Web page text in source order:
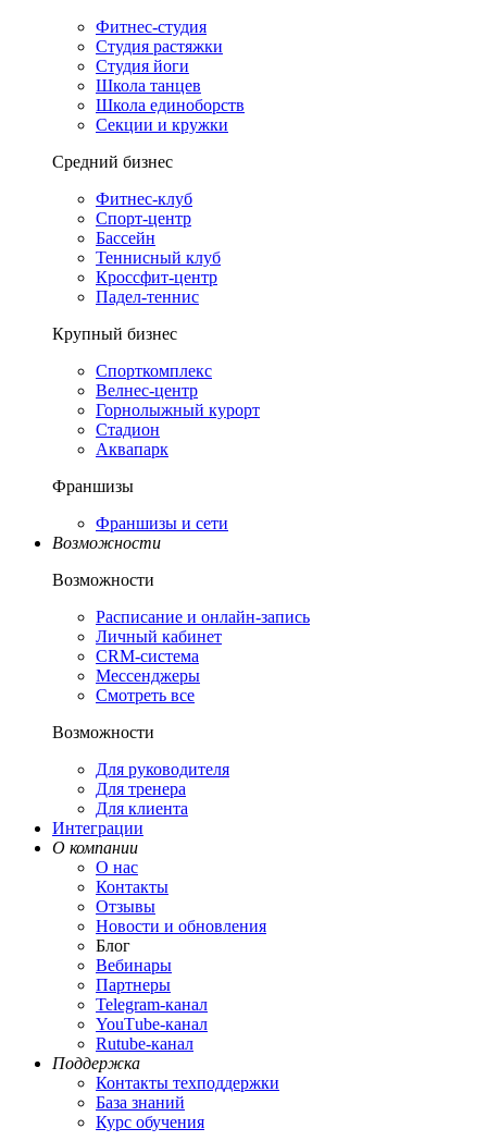
Фитнес-студия
Студия растяжки
Студия йоги
Школа танцев
Школа единоборств
Секции и кружки
Средний бизнес
Фитнес-клуб
Спорт-центр
Бассейн
Теннисный клуб
Кроссфит-центр
Падел-теннис
Крупный бизнес
Спорткомплекс
Велнес-центр
Горнолыжный курорт
Стадион
Аквапарк
Франшизы
Франшизы и сети
Возможности
Возможности
Расписание и онлайн-запись
Личный кабинет
CRM-система
Мессенджеры
Смотреть все
Возможности
Для руководителя
Для тренера
Для клиента
Интеграции
О компании
О нас
Контакты
Отзывы
Новости и обновления
Блог
Вебинары
Партнеры
Теlegram-канал
YouТube-канал
Rutube-канал
Поддержка
Контакты техподдержки
База знаний
Курс обучения